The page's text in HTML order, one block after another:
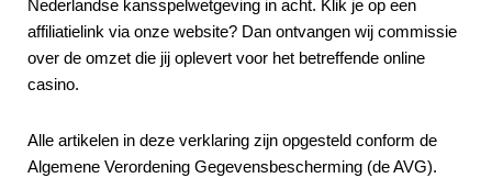
Nederlandse kansspelwetgeving in acht. Klik je op een
affiliatielink via onze website? Dan ontvangen wij commissie
over de omzet die jij oplevert voor het betreffende online
casino.
Alle artikelen in deze verklaring zijn opgesteld conform de
Algemene Verordening Gegevensbescherming (de AVG).